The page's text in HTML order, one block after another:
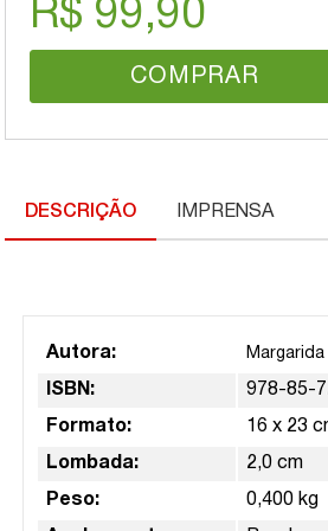
R$ 99,90
COMPRAR
DESCRIÇÃO IMPRENSA
Autora:
ISBN: 978-85-
Formato: 16 x 23
Lombada: 2,0 cm
Peso: 0,400 kg